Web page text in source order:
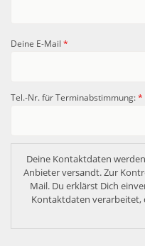
Deine E-Mail *
Tel.-Nr. für Terminabstimmung:*
Deine Kontaktdaten
Anbieter versandt. Zur
Mail. Du erklärst Dich
Kontaktdaten verarbeitet,